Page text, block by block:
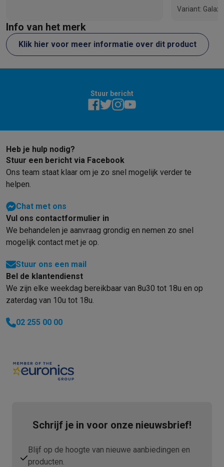
Variant:
Info van het merk
Klik hier voor meer informatie over dit product
Stuur bericht
Heb je hulp nodig?
Stuur een bericht via Facebook
Ons team staat klaar om je zo snel mogelijk verder te
helpen.
Chat met ons
Vul ons contactformulier in
We behandelen je aanvraag grondig en nemen zo snel
mogelijk contact met je op.
Stuur ons een mail
Bel de klantendienst
We zijn elke weekdag bereikbaar van 8u30 tot 18u en op
zaterdag van 10u tot 18u.
02 255 00 00
Schrijf je in voor onze nieuwsbrief!
Blijf op de hoogte van nieuwe aanbiedingen en
producten.